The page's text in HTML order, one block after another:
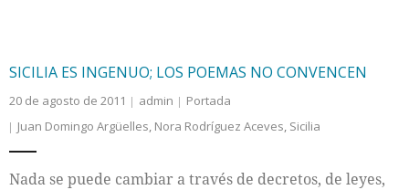
SICILIA ES INGENUO; LOS POEMAS NO CONVENCEN
20 de agosto de 2011 admin
Portada
Juan Domingo Argüelles, Nora Rodríguez Aceves, Sicilia
Nada se puede cambiar a través de decretos, de leyes,